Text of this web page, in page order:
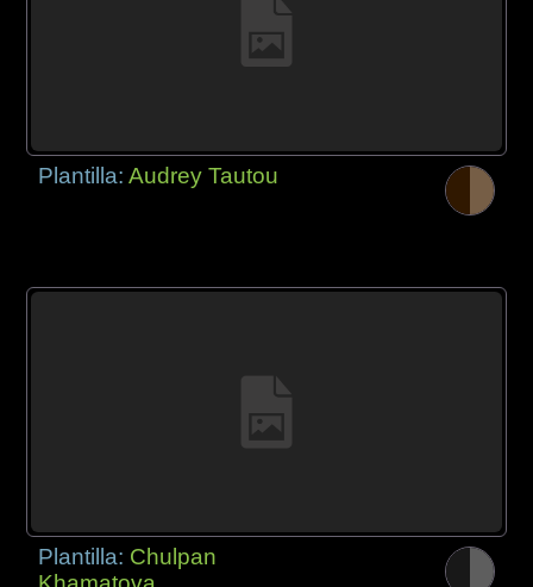
Plantilla:Audrey Tautou
Plantilla: Chulpan